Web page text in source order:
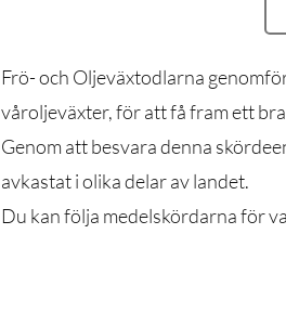
Frö- och Oljeväxtodlarna
våroljeväxter, för att få fram ett
Genom att besvara denna
avkastat i olika delar av landet.
Du kan följa medelskördarna för